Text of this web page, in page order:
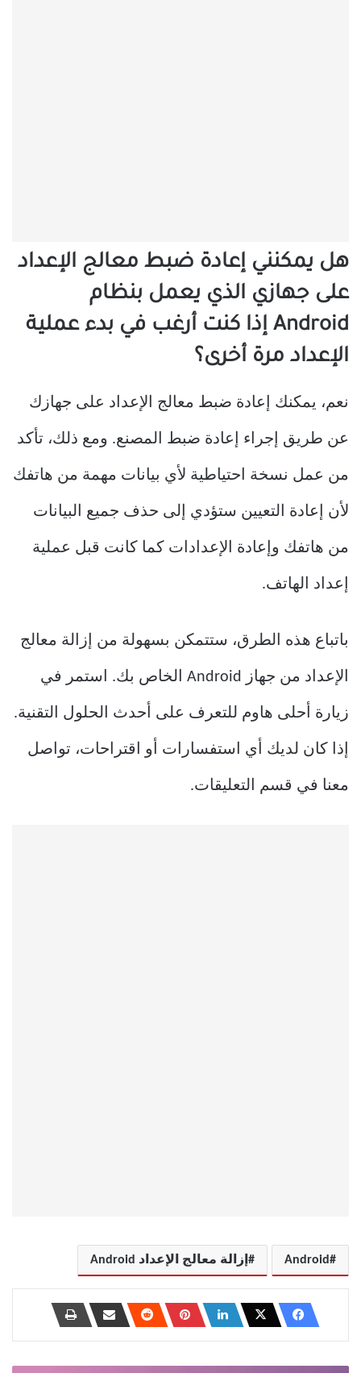
هل يمكنني إعادة ضبط معالج الإعداد
على جهازي الذي يعمل بنظام
Android إذا كنت أرغب في بدء عملية
الإعداد مرة أخرى؟
نعم، يمكنك إعادة ضبط معالج الإعداد على جهازك
عن طريق إجراء إعادة ضبط المصنع. ومع ذلك، تأكد
من عمل نسخة احتياطية لأي بيانات مهمة من هاتفك
لأن إعادة التعيين ستؤدي إلى حذف جميع البيانات
من هاتفك وإعادة الإعدادات كما كانت قبل عملية
إعداد الهاتف.
باتباع هذه الطرق، ستتمكن بسهولة من إزالة معالج
الإعداد من جهاز Android الخاص بك. استمر في
زيارة أحلى هاوم للتعرف على أحدث الحلول التقنية.
إذا كان لديك أي استفسارات أو اقتراحات، تواصل
معنا في قسم التعليقات.
Android إزالة معالج الإعداد Android